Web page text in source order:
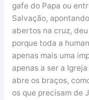
gafe do Papa ou
Salvação,
abertos na cruz,
porque toda a
apenas mais uma
apenas a ser a
abre os braços,
os que precisam de